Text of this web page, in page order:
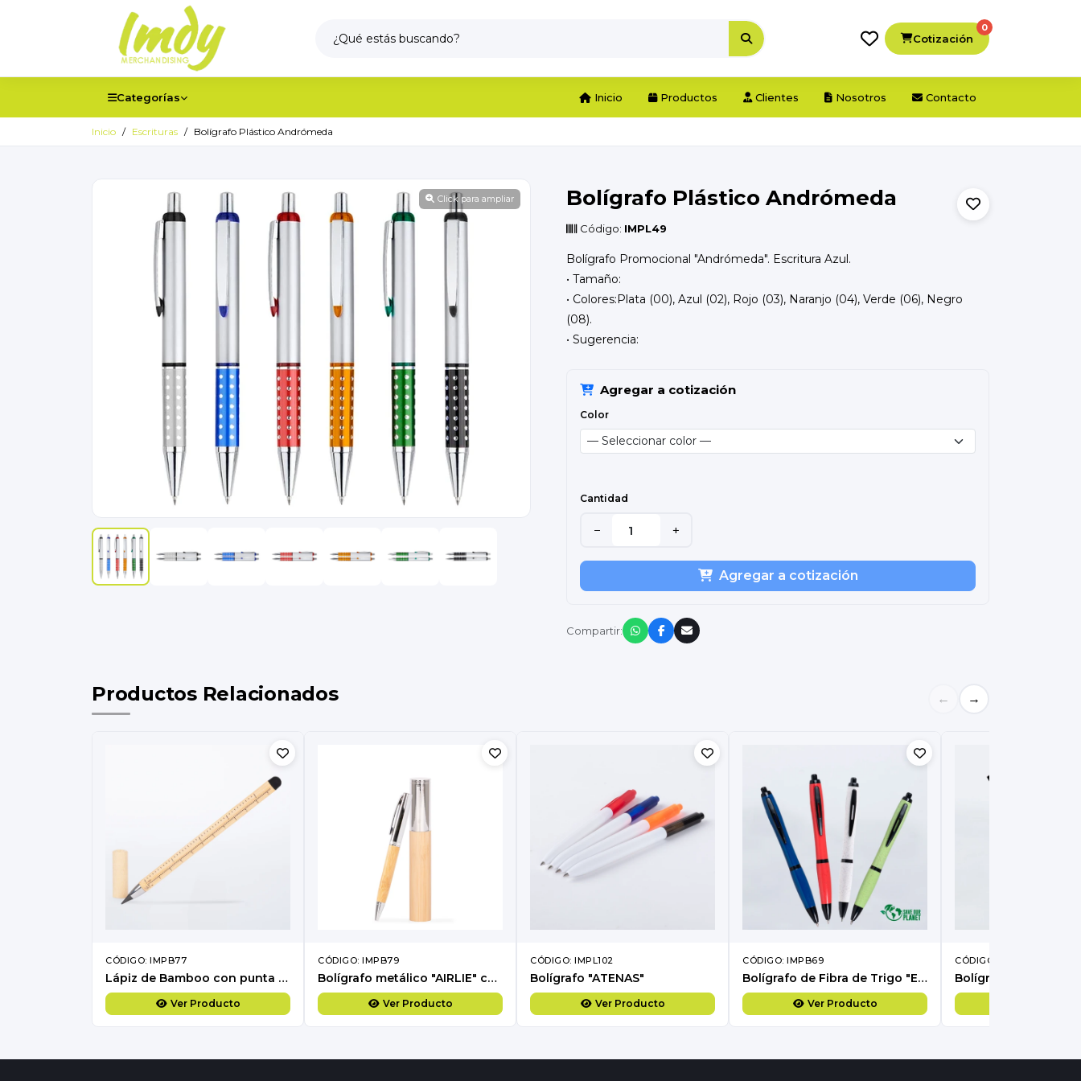
Cotización
0
Categorías Inicio Productos Clientes Nosotros Contacto
Inicio Escrituras Bolígrafo Plástico Andrómeda
Click para ampliar Bolígrafo Plástico Andrómeda
Código: IMPL49
Bolígrafo Promocional "Andrómeda". Escritura Azul.
• Tamaño:
• Colores:Plata (00), Azul (02), Rojo (03), Naranjo (04), Verde (06), Negro
(08).
• Sugerencia:
Agregar a cotización
Color
Cantidad
− +
Agregar a cotización
Compartir:
Productos Relacionados ← →
CÓDIGO: IMPB77
Lápiz de Bamboo con punta Tungsteno, Puntero Touch-Screen y regla de medir
Ver Producto
CÓDIGO: IMPB79
Bolígrafo metálico "AIRLIE" con grip de bamboo y estuche.
Ver Producto
CÓDIGO: IMPL102
Bolígrafo "ATENAS"
Ver Producto
CÓDIGO: IMPB69
Bolígrafo de Fibra de Trigo "ELEMENT 2" con tinta azul
Ver Producto
CÓDIGO: IMPB68